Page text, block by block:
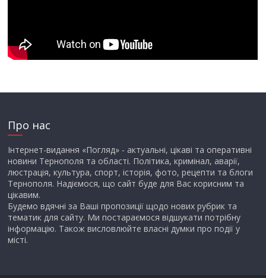
Про нас
Інтернет-видання «Погляд» - актуальні, цікаві та оперативні
новини Тернополя та області. Політика, кримінал, аварії,
люстрація, культура, спорт, історія, фото, рецепти та блоги
Тернополя. Надіємося, що сайт буде для Вас корисним та
цікавим.
Будемо вдячні за Ваші пропозиції щодо нових рубрик та
тематик для сайту. Ми постараємося відшукати потрібну
інформацію. Також висловлюйте власні думки про події у
місті.